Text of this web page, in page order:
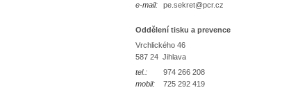
e-mail:
pe.sekret@pcr.cz
Oddělení tisku a prevence
Vrchlického 46
587 24 Jihlava
tel.:
974 266 208
mobil:
725 292 419